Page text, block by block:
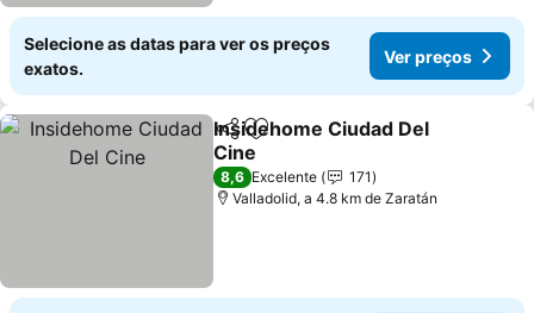
Selecione as datas para ver os preços
exatos.
Ver preços
PartilharAdicionar aos favoritos
Insidehome Ciudad Del
Cine
8,6 Excelente
171
Valladolid, a 4.8 km de Zaratán